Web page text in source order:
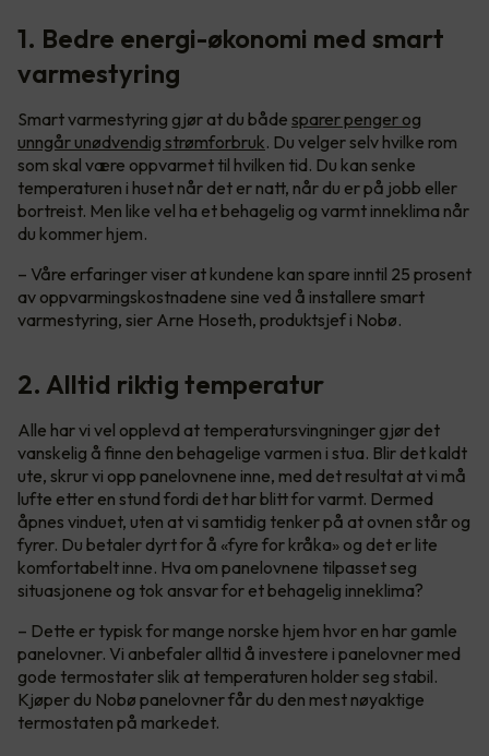
1. Bedre energi-økonomi med smart
varmestyring
Smart varmestyring gjør at du både sparer penger og
unngår unødvendig strømforbruk. Du velger selv hvilke rom
som skal være oppvarmet til hvilken tid. Du kan senke
temperaturen i huset når det er natt, når du er på jobb eller
bortreist. Men like vel ha et behagelig og varmt inneklima når
du kommer hjem.
– Våre erfaringer viser at kundene kan spare inntil 25 prosent
av oppvarmingskostnadene sine ved å installere smart
varmestyring, sier Arne Hoseth, produktsjef i Nobø.
2. Alltid riktig temperatur
Alle har vi vel opplevd at temperatursvingninger gjør det
vanskelig å finne den behagelige varmen i stua. Blir det kaldt
ute, skrur vi opp panelovnene inne, med det resultat at vi må
lufte etter en stund fordi det har blitt for varmt. Dermed
åpnes vinduet, uten at vi samtidig tenker på at ovnen står og
fyrer. Du betaler dyrt for å «fyre for kråka» og det er lite
komfortabelt inne. Hva om panelovnene tilpasset seg
situasjonene og tok ansvar for et behagelig inneklima?
– Dette er typisk for mange norske hjem hvor en har gamle
panelovner. Vi anbefaler alltid å investere i panelovner med
gode termostater slik at temperaturen holder seg stabil.
Kjøper du Nobø panelovner får du den mest nøyaktige
termostaten på markedet.